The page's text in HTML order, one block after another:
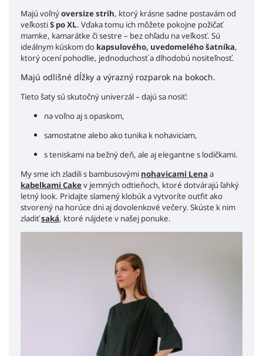
Majú voľnýoversize strih, ktorý krásne sadne postavám od
veľkostiS po XL. Vďaka tomu ich môžete pokojne požičať
mamke, kamarátke či sestre – bez ohľadu na veľkosť. Sú
ideálnym kúskom do kapsulového, uvedomelého šatníka,
ktorý ocení pohodlie, jednoduchosť a dlhodobú nositeľnosť.
Majú odlišné dĺžky a výrazný rozparok na bokoch.
Tieto šaty sú skutočný univerzál – dajú sa nosiť:
na voľno aj s opaskom,
samostatne alebo ako tunika k nohaviciam,
s teniskami na bežný deň, ale aj elegantne s lodičkami.
My sme ich zladili s bambusovými nohavicami Lena a
kabelkami Cakev jemných odtieňoch, ktoré dotvárajú ľahký
letný look. Pridajte slamený klobúk a vytvoríte outfit ako
stvorený na horúce dni aj dovolenkové večery. Skúste k nim
zladiťsaká, ktoré nájdete v našej ponuke.